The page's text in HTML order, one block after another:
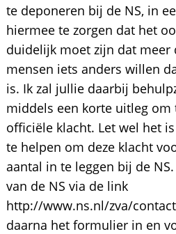
te deponeren bij de NS, in
hiermee te zorgen dat het
duidelijk moet zijn dat meer
mensen iets anders willen
is. Ik zal jullie daarbij
middels een korte uitleg om
officiële klacht. Let wel het
te helpen om deze klacht
aantal in te leggen bij de
van de NS via de link
http://www.ns.nl/zva/
daarna het formulier in en